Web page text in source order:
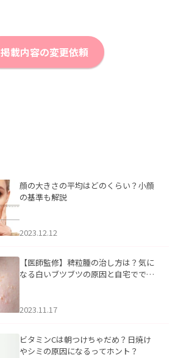
掲載内容の変更依頼
顔の大きさの平均はどのくらい？小顔
の基準も解説
2023.12.12
【医師監修】稗粒腫の治し方は？気に
なる白いブツブツの原因と自宅ででき
2023.11.17
ビタミンCは朝つけちゃだめ？日焼け
やシミの原因になるってホント？